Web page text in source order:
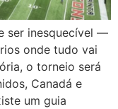
ser inesquecível —
onde tudo vai
o torneio será
Canadá e
um guia